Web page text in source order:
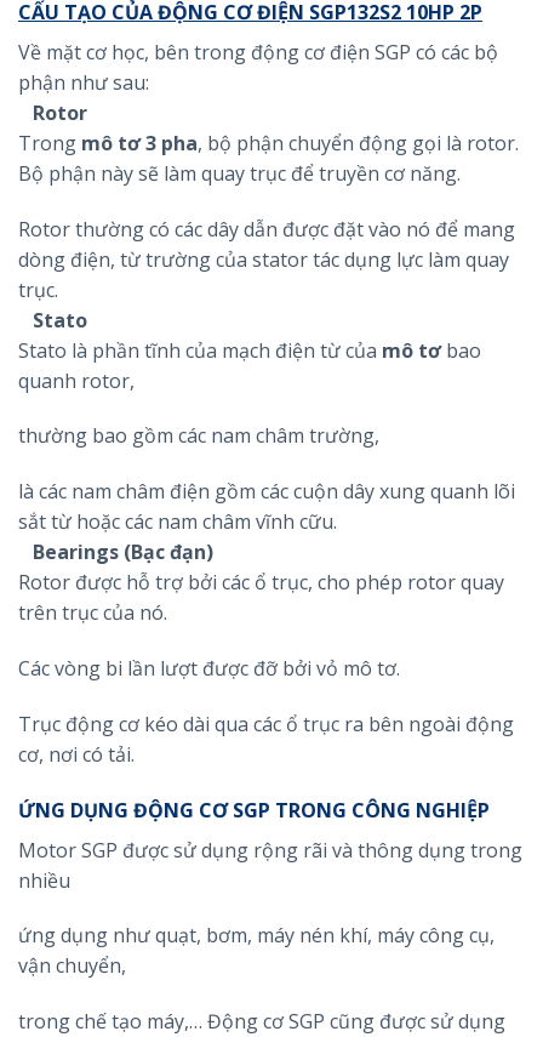
CẤU TẠO CỦA ĐỘNG CƠ ĐIỆN SGP132S2 10HP 2P
Về mặt cơ học, bên trong động cơ điện SGP có các bộ
phận như sau:
Rotor
Trong mô tơ 3 pha, bộ phận chuyển động gọi là rotor.
Bộ phận này sẽ làm quay trục để truyền cơ năng.
Rotor thường có các dây dẫn được đặt vào nó để mang
dòng điện, từ trường của stator tác dụng lực làm quay
trục.
Stato
Stato là phần tĩnh của mạch điện từ của mô tơbao
quanh rotor,
thường bao gồm các nam châm trường,
là các nam châm điện gồm các cuộn dây xung quanh lõi
sắt từ hoặc các nam châm vĩnh cữu.
Bearings (Bạc đạn)
Rotor được hỗ trợ bởi các ổ trục, cho phép rotor quay
trên trục của nó.
Các vòng bi lần lượt được đỡ bởi vỏ mô tơ.
Trục động cơ kéo dài qua các ổ trục ra bên ngoài động
cơ, nơi có tải.
ỨNG DỤNG ĐỘNG CƠ SGP TRONG CÔNG NGHIỆP
Motor SGP được sử dụng rộng rãi và thông dụng trong
nhiều
ứng dụng như quạt, bơm, máy nén khí, máy công cụ,
vận chuyển,
trong chế tạo máy,… Động cơ SGP cũng được sử dụng